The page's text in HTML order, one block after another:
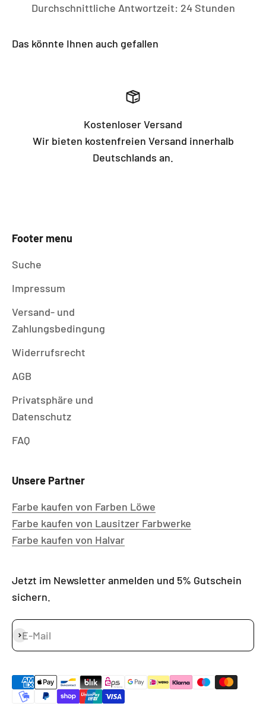
Durchschnittliche Antwortzeit: 24 Stunden
Das könnte Ihnen auch gefallen
Kostenloser Versand
Wir bieten kostenfreien Versand innerhalb
Deutschlands an.
Footer menu
Suche
Impressum
Versand- und
Zahlungsbedingung
Widerrufsrecht
AGB
Privatsphäre und
Datenschutz
FAQ
Unsere Partner
Farbe kaufen von Farben Löwe
Farbe kaufen von Lausitzer Farbwerke
Farbe kaufen von Halvar
Jetzt im Newsletter anmelden und 5% Gutschein
sichern.
E-Mail
Abonnieren